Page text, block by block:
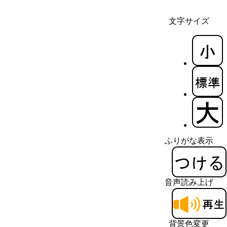
文字サイズ
ふりがな表示
音声読み上げ
背景色変更